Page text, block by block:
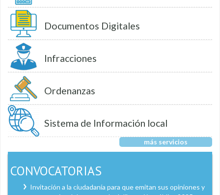
Documentos Digitales
Infracciones
Ordenanzas
Sistema de Información local
más servicios
CONVOCATORIAS
Invitación a la ciudadanía para que emitan sus opiniones y